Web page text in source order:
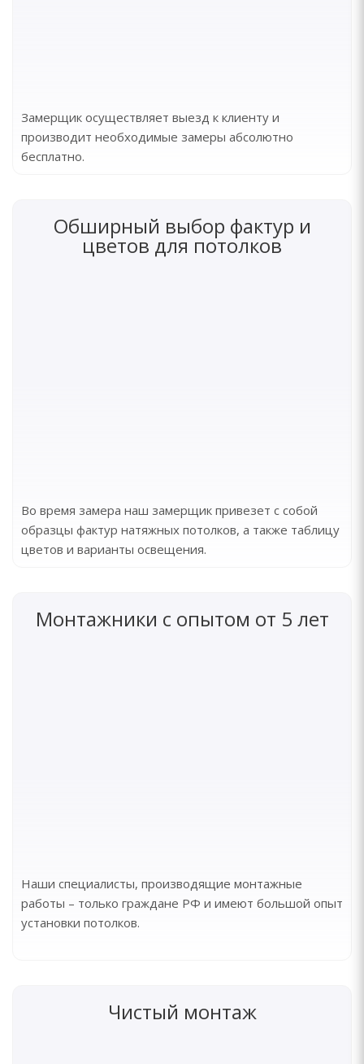
Замерщик осуществляет выезд к клиенту и
производит необходимые замеры абсолютно
бесплатно.
Обширный выбор фактур и
цветов для потолков
Во время замера наш замерщик привезет с собой
образцы фактур натяжных потолков, а также таблицу
цветов и варианты освещения.
Монтажники с опытом от 5 лет
Наши специалисты, производящие монтажные
работы – только граждане РФ и имеют большой опыт
установки потолков.
Чистый монтаж